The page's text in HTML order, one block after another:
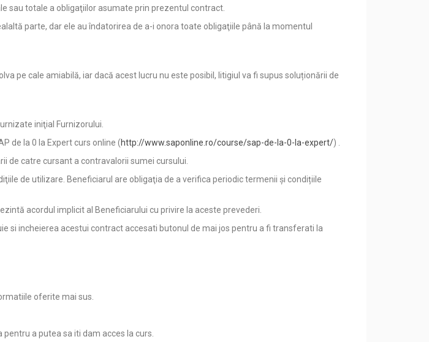
sau totale a obligaţiilor asumate prin prezentul contract.
parte, dar ele au îndatorirea de a-i onora toate obligaţiile până la momentul
pe cale amiabilă, iar dacă acest lucru nu este posibil, litigiul va fi supus soluționării de
iniţial Furnizorului.
de la 0 la Expert curs online (http://www.saponline.ro/course/sap-de-la-0-la-expert/) .
de catre cursant a contravalorii sumei cursului.
de utilizare. Beneficiarul are obligaţia de a verifica periodic termenii și condițiile
acordul implicit al Beneficiarului cu privire la aceste prevederi.
si incheierea acestui contract accesati butonul de mai jos pentru a fi transferati la
oferite mai sus.
a putea sa iti dam acces la curs.